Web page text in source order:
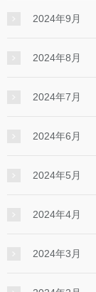
2024年9月
2024年8月
2024年7月
2024年6月
2024年5月
2024年4月
2024年3月